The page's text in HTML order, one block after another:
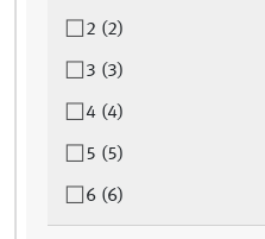
2 (2)
3 (3)
4 (4)
5 (5)
6 (6)